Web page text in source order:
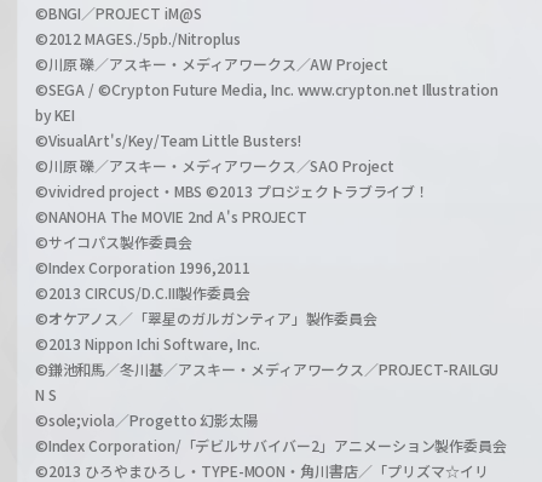
©BNGI／PROJECT iM@S
©2012 MAGES./5pb./Nitroplus
©川原 礫／アスキー・メディアワークス／AW Project
©SEGA / ©Crypton Future Media, Inc. www.crypton.net Illustration
by KEI
©VisualArt's/Key/Team Little Busters!
©川原 礫／アスキー・メディアワークス／SAO Project
©vividred project・MBS ©2013 プロジェクトラブライブ！
©NANOHA The MOVIE 2nd A's PROJECT
©サイコパス製作委員会
©Index Corporation 1996,2011
©2013 CIRCUS/D.C.III製作委員会
©オケアノス／「翠星のガルガンティア」製作委員会
©2013 Nippon Ichi Software, Inc.
©鎌池和馬／冬川基／アスキー・メディアワークス／PROJECT-RAILGU
N S
©sole;viola／Progetto 幻影太陽
©Index Corporation/「デビルサバイバー2」アニメーション製作委員会
©2013 ひろやまひろし・TYPE-MOON・角川書店／「プリズマ☆イリ